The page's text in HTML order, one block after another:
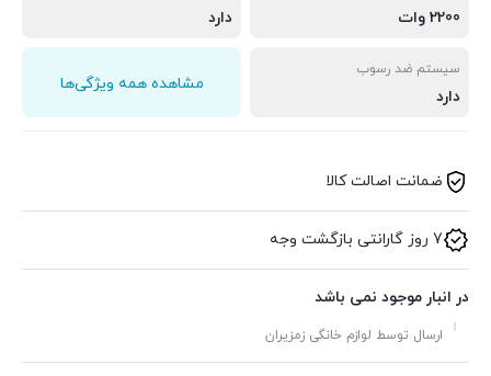
2200 وات دارد
سیستم ضد رسوب
دارد
مشاهده همه ویژگی‌ها
ضمانت اصالت کالا
7 روز گارانتی بازگشت وجه
در انبار موجود نمی باشد
ارسال توسط لوازم خانگی زمزیران